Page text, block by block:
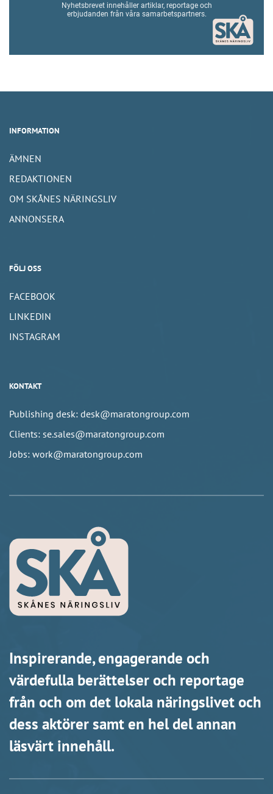
Nyhetsbrevet innehåller artiklar, reportage och
erbjudanden från våra samarbetspartners.
INFORMATION
ÄMNEN
REDAKTIONEN
OM SKÅNES NÄRINGSLIV
ANNONSERA
FÖLJ OSS
FACEBOOK
LINKEDIN
INSTAGRAM
KONTAKT
Publishing desk: desk@maratongroup.com
Clients: se.sales@maratongroup.com
Jobs: work@maratongroup.com
Inspirerande, engagerande och
värdefulla berättelser och reportage
från och om det lokala näringslivet och
dess aktörer samt en hel del annan
läsvärt innehåll.